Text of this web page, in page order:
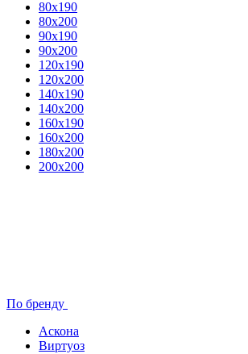
80x190
80х200
90х190
90х200
120х190
120х200
140х190
140х200
160х190
160х200
180х200
200х200
По бренду
Аскона
Виртуоз